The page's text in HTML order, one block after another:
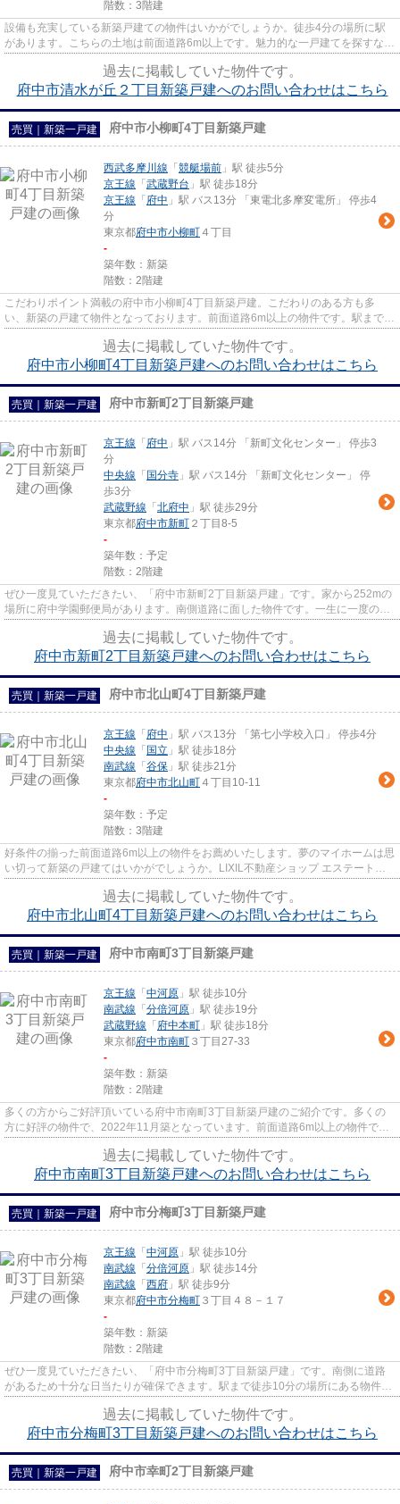
階数：3階建
設備も充実している新築戸建ての物件はいかがでしょうか。徒歩4分の場所に駅
があります。こちらの土地は前面道路6m以上です。魅力的な一戸建てを探すな
過去に掲載していた物件です。
府中市清水が丘２丁目新築戸建へのお問い合わせはこちら
売買｜新築一戸建 府中市小柳町4丁目新築戸建
西武多摩川線 「 競艇場前 」駅 徒歩5分
京王線 「 武蔵野台 」駅 徒歩18分
京王線 「 府中 」駅 バス13分 「東電北多摩変電所」 停歩4
分
東京都府中市小柳町 ４丁目
-
築年数：新築
階数：2階建
こだわりポイント満載の府中市小柳町4丁目新築戸建。こだわりのある方も多
い、新築の戸建て物件となっております。前面道路6m以上の物件です。駅まで徒
過去に掲載していた物件です。
府中市小柳町4丁目新築戸建へのお問い合わせはこちら
売買｜新築一戸建 府中市新町2丁目新築戸建
京王線 「 府中 」駅 バス14分 「新町文化センター」 停歩3
分
中央線 「 国分寺 」駅 バス14分 「新町文化センター」 停
歩3分
武蔵野線 「 北府中 」駅 徒歩29分
東京都府中市新町 ２丁目8-5
-
築年数：予定
階数：2階建
ぜひ一度見ていただきたい、「府中市新町2丁目新築戸建」です。家から252mの
場所に府中学園郵便局があります。南側道路に面した物件です。一生に一度のマ
過去に掲載していた物件です。
府中市新町2丁目新築戸建へのお問い合わせはこちら
売買｜新築一戸建 府中市北山町4丁目新築戸建
京王線 「 府中 」駅 バス13分 「第七小学校入口」 停歩4分
中央線 「 国立 」駅 徒歩18分
南武線 「 谷保 」駅 徒歩21分
東京都府中市北山町 ４丁目10-11
-
築年数：予定
階数：3階建
好条件の揃った前面道路6m以上の物件をお薦めいたします。夢のマイホームは思
い切って新築の戸建てはいかがでしょうか。LIXIL不動産ショップ エステート三
過去に掲載していた物件です。
府中市北山町4丁目新築戸建へのお問い合わせはこちら
売買｜新築一戸建 府中市南町3丁目新築戸建
京王線 「 中河原 」駅 徒歩10分
南武線 「 分倍河原 」駅 徒歩19分
武蔵野線 「 府中本町 」駅 徒歩18分
東京都府中市南町 ３丁目27-33
-
築年数：新築
階数：2階建
多くの方からご好評頂いている府中市南町3丁目新築戸建のご紹介です。多くの
方に好評の物件で、2022年11月築となっています。前面道路6m以上の物件で
過去に掲載していた物件です。
府中市南町3丁目新築戸建へのお問い合わせはこちら
売買｜新築一戸建 府中市分梅町3丁目新築戸建
京王線 「 中河原 」駅 徒歩10分
南武線 「 分倍河原 」駅 徒歩14分
南武線 「 西府 」駅 徒歩9分
東京都府中市分梅町 ３丁目４８－１７
-
築年数：新築
階数：2階建
ぜひ一度見ていただきたい、「府中市分梅町3丁目新築戸建」です。南側に道路
があるため十分な日当たりが確保できます。駅まで徒歩10分の場所にある物件で
過去に掲載していた物件です。
府中市分梅町3丁目新築戸建へのお問い合わせはこちら
売買｜新築一戸建 府中市幸町2丁目新築戸建